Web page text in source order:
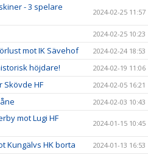
- 3 spelare
2024-02-25 11:57
2024-02-25 10:23
mot IK Sävehof 2024-02-24 18:53
höjdare! 2024-02-19 11:06
Skövde HF 2024-02-05 16:21
2024-02-03 10:43
mot Lugi HF
2024-01-15 10:45
Kungälvs HK borta 2024-01-13 16:53